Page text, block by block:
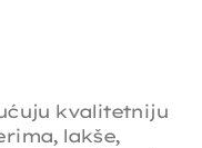
kvalitetniju
lakše,